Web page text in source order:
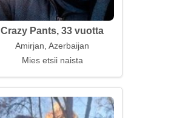
Crazy Pants, 33 vuotta
Amirjan, Azerbaijan
Mies etsii naista